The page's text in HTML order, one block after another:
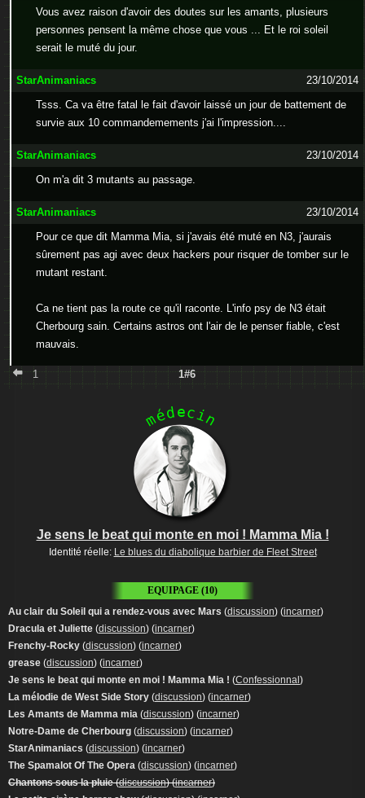
Vous avez raison d'avoir des doutes sur les amants, plusieurs
personnes pensent la même chose que vous ... Et le roi soleil
serait le muté du jour.
StarAnimaniacs
23/10/2014
Tsss. Ca va être fatal le fait d'avoir laissé un jour de battement de
survie aux 10 commandemements j'ai l'impression....
StarAnimaniacs
23/10/2014
On m'a dit 3 mutants au passage.
StarAnimaniacs
23/10/2014
Pour ce que dit Mamma Mia, si j'avais été muté en N3, j'aurais
sûrement pas agi avec deux hackers pour risquer de tomber sur le
mutant restant.
Ca ne tient pas la route ce qu'il raconte. L'info psy de N3 était
Cherbourg sain. Certains astros ont l'air de le penser fiable, c'est
mauvais.
1 1#6
médecin
Je sens le beat qui monte en moi ! Mamma Mia !
Identité réelle: Le blues du diabolique barbier de Fleet Street
EQUIPAGE (10)
Au clair du Soleil qui a rendez-vous avec Mars (discussion) (incarner)
Dracula et Juliette (discussion) (incarner)
Frenchy-Rocky (discussion) (incarner)
grease (discussion) (incarner)
Je sens le beat qui monte en moi ! Mamma Mia ! (Confessionnal )
La mélodie de West Side Story (discussion) (incarner)
Les Amants de Mamma mia (discussion) (incarner)
Notre-Dame de Cherbourg (discussion) (incarner)
StarAnimaniacs (discussion) (incarner)
The Spamalot Of The Opera (discussion) (incarner)
Chantons sous la pluie(discussion) (incarner)